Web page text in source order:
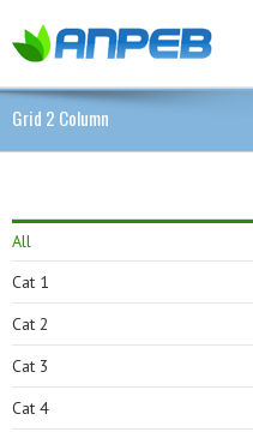
Grid 2 Column
All
Cat 1
Cat 2
Cat 3
Cat 4